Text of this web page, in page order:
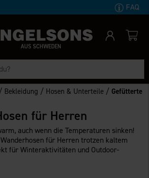
FAQ
AUS SCHWEDEN
/ Bekleidung / Hosen & Unterteile / Gefütterte
für Herren
auch wenn die Temperaturen sinken!
für Herren trotzen kaltem
für Winteraktivitäten und Outdoor-